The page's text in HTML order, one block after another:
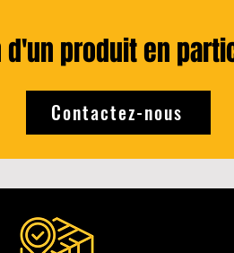
d'un produit en
Contactez-nous